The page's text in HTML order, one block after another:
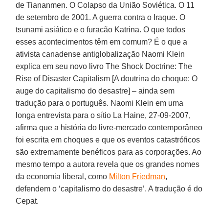
de Tiananmen. O Colapso da União Soviética. O 11
de setembro de 2001. A guerra contra o Iraque. O
tsunami asiático e o furacão Katrina. O que todos
esses acontecimentos têm em comum? É o que a
ativista canadense antiglobalização Naomi Klein
explica em seu novo livro The Shock Doctrine: The
Rise of Disaster Capitalism [A doutrina do choque: O
auge do capitalismo do desastre] – ainda sem
tradução para o português. Naomi Klein em uma
longa entrevista para o sítio La Haine, 27-09-2007,
afirma que a história do livre-mercado contemporâneo
foi escrita em choques e que os eventos catastróficos
são extremamente benéficos para as corporações. Ao
mesmo tempo a autora revela que os grandes nomes
da economia liberal, como Milton Friedman,
defendem o ‘capitalismo do desastre’. A tradução é do
Cepat.